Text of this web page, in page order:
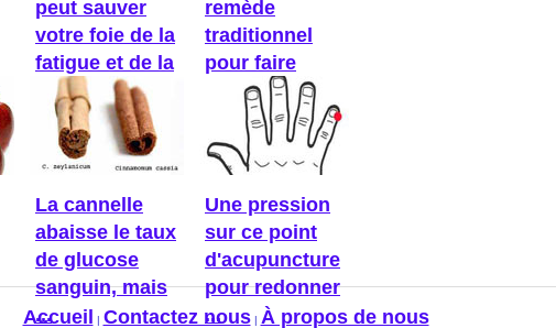
peut sauver
votre foie de la
fatigue et de la
remède
traditionnel
pour faire
baisser la ...
La cannelle
abaisse le taux
de glucose
sanguin, mais
...
Une pression
sur ce point
d'acupuncture
pour redonner
...
Accueil | Contactez nous| À propos de nous